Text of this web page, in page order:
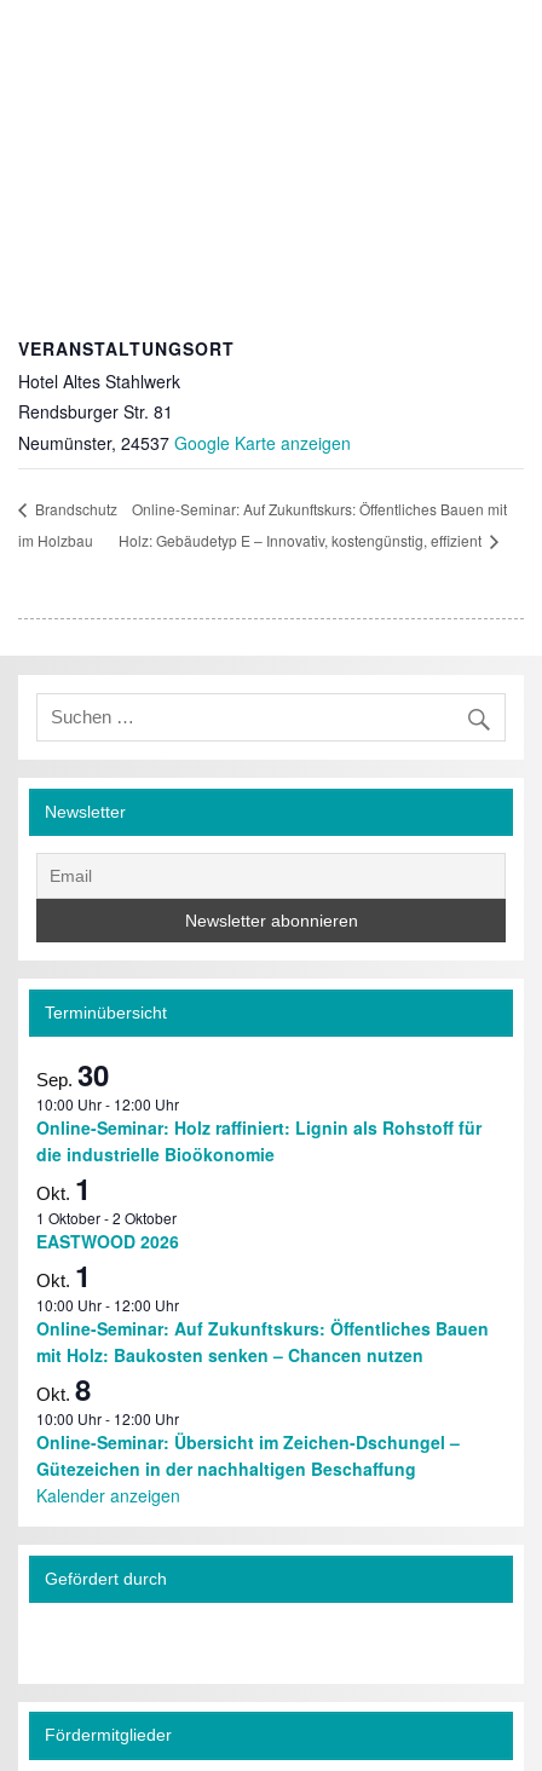
VERANSTALTUNGSORT
Hotel Altes Stahlwerk
Rendsburger Str. 81
Neumünster, 24537 Google Karte anzeigen
Brandschutz
im Holzbau
Online-Seminar: Auf Zukunftskurs: Öffentliches Bauen mit
Holz: Gebäudetyp E – Innovativ, kostengünstig, effizient
Newsletter
Terminübersicht
Sep.30
10:00 Uhr- 12:00 Uhr
Online-Seminar: Holz raffiniert: Lignin als Rohstoff für
die industrielle Bioökonomie
Okt. 1
1 Oktober-2 Oktober
EASTWOOD 2026
Okt. 1
10:00 Uhr- 12:00 Uhr
Online-Seminar: Auf Zukunftskurs: Öffentliches Bauen
mit Holz: Baukosten senken – Chancen nutzen
Okt.8
10:00 Uhr- 12:00 Uhr
Online-Seminar: Übersicht im Zeichen-Dschungel –
Gütezeichen in der nachhaltigen Beschaffung
Kalender anzeigen
Gefördert durch
Fördermitglieder